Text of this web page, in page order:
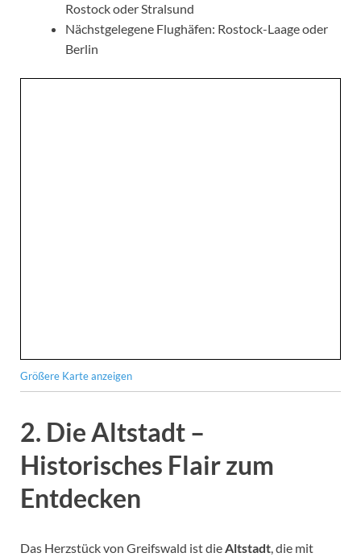
Rostock oder Stralsund
Nächstgelegene Flughäfen: Rostock-Laage oder
Berlin
Größere Karte anzeigen
2. Die Altstadt –
Historisches Flair zum
Entdecken
Das Herzstück von Greifswald ist die Altstadt , die mit